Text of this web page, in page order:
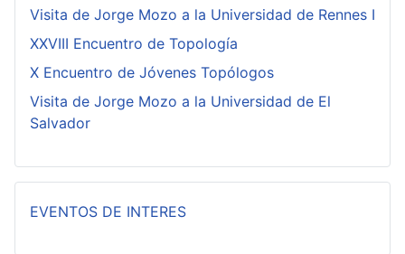
Visita de Jorge Mozo a la Universidad de Rennes I
XXVIII Encuentro de Topología
X Encuentro de Jóvenes Topólogos
Visita de Jorge Mozo a la Universidad de El
Salvador
EVENTOS DE INTERES